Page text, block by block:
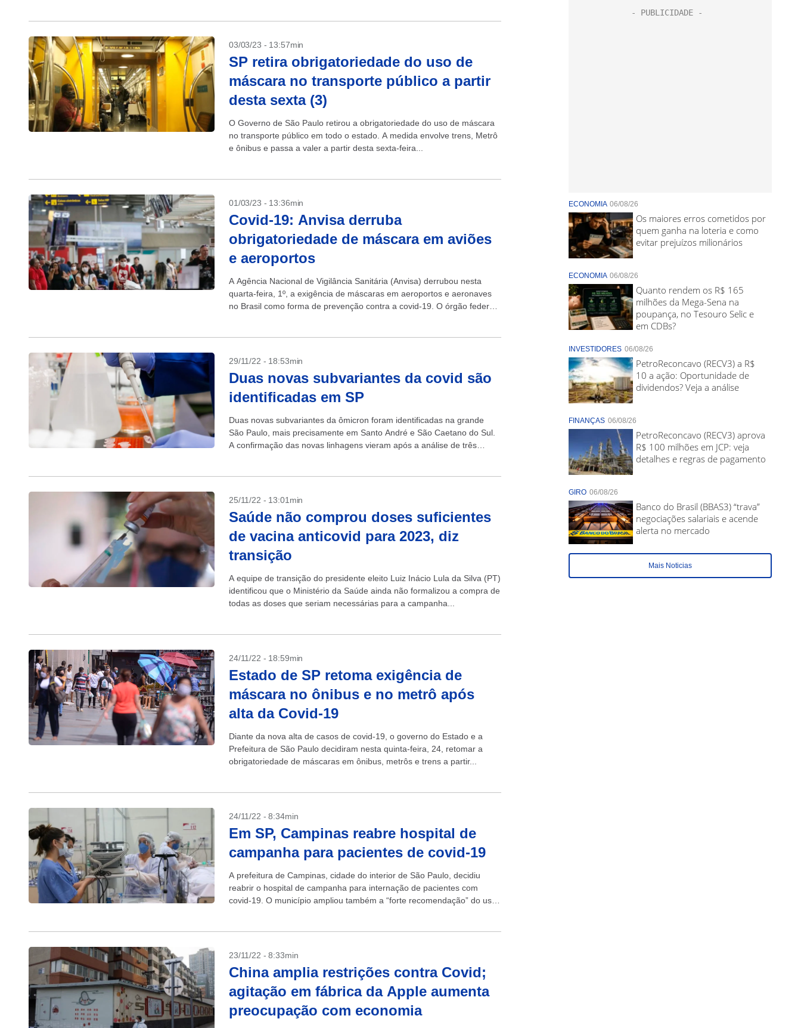
03/03/23 - 13:57min
SP retira obrigatoriedade do uso de
máscara no transporte público a partir
desta sexta (3)
O Governo de São Paulo retirou a obrigatoriedade do uso de máscara
no transporte público em todo o estado. A medida envolve trens, Metrô
e ônibus e passa a valer a partir desta sexta-feira...
01/03/23 - 13:36min
Covid-19: Anvisa derruba
obrigatoriedade de máscara em aviões
e aeroportos
A Agência Nacional de Vigilância Sanitária (Anvisa) derrubou nesta
quarta-feira, 1º, a exigência de máscaras em aeroportos e aeronaves
no Brasil como forma de prevenção contra a covid-19. O órgão federal,
29/11/22 - 18:53min
Duas novas subvariantes da covid são
identificadas em SP
Duas novas subvariantes da ômicron foram identificadas na grande
São Paulo, mais precisamente em Santo André e São Caetano do Sul.
A confirmação das novas linhagens vieram após a análise de três
25/11/22 - 13:01min
Saúde não comprou doses suficientes
de vacina anticovid para 2023, diz
transição
A equipe de transição do presidente eleito Luiz Inácio Lula da Silva (PT)
identificou que o Ministério da Saúde ainda não formalizou a compra de
todas as doses que seriam necessárias para a campanha...
24/11/22 - 18:59min
Estado de SP retoma exigência de
máscara no ônibus e no metrô após
alta da Covid-19
Diante da nova alta de casos de covid-19, o governo do Estado e a
Prefeitura de São Paulo decidiram nesta quinta-feira, 24, retomar a
obrigatoriedade de máscaras em ônibus, metrôs e trens a partir...
24/11/22 - 8:34min
Em SP, Campinas reabre hospital de
campanha para pacientes de covid-19
A prefeitura de Campinas, cidade do interior de São Paulo, decidiu
reabrir o hospital de campanha para internação de pacientes com
covid-19. O município ampliou também a “forte recomendação” do uso
23/11/22 - 8:33min
China amplia restrições contra Covid;
agitação em fábrica da Apple aumenta
preocupação com economia
ECONOMIA 06/08/26
Os maiores erros cometidos por
quem ganha na loteria e como
evitar prejuízos milionários
ECONOMIA 06/08/26
Quanto rendem os R$ 165
milhões da Mega-Sena na
poupança, no Tesouro Selic e
em CDBs?
INVESTIDORES 06/08/26
PetroReconcavo (RECV3) a R$
10 a ação: Oportunidade de
dividendos? Veja a análise
FINANÇAS 06/08/26
PetroReconcavo (RECV3) aprova
R$ 100 milhões em JCP: veja
detalhes e regras de pagamento
GIRO 06/08/26
Banco do Brasil (BBAS3) “trava”
negociações salariais e acende
alerta no mercado
Mais Noticias